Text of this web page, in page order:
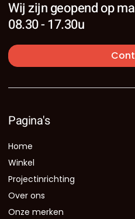
Wij zijn geopend op
08.30 - 17.30u
Pagina's
Home
Winkel
Projectinrichting
Over ons
Onze merken